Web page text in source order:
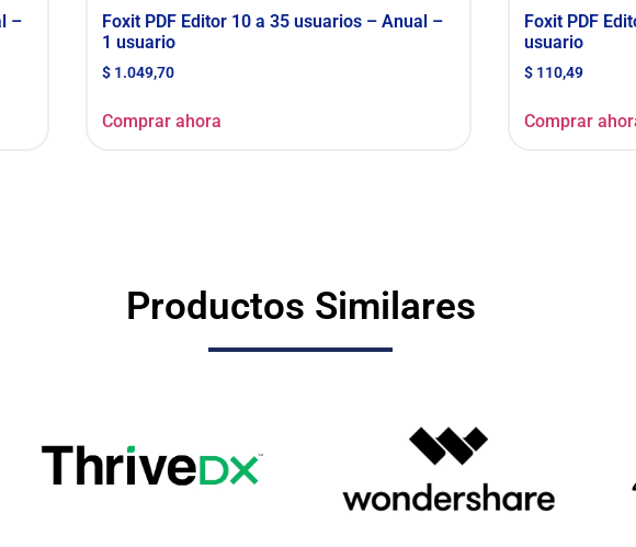
–
Foxit PDF Editor 10 a 35 usuarios – Anual –
1 usuario
$ 1.049,70
Comprar ahora
Foxit PDF
usuario
$110,49
Comprar
Productos Similares